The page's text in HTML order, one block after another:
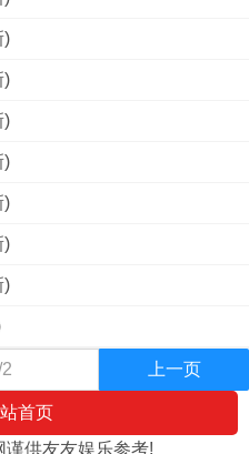
)
)
)
)
)
)
)
上一页
首页
谨供友友娱乐参考!